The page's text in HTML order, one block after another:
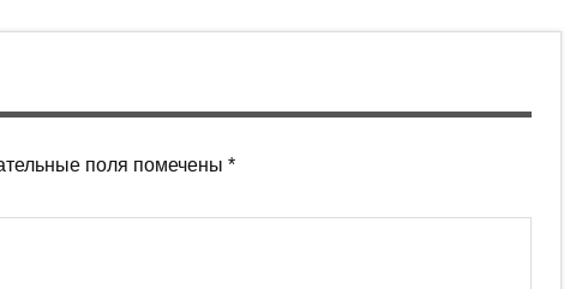
поля помечены *